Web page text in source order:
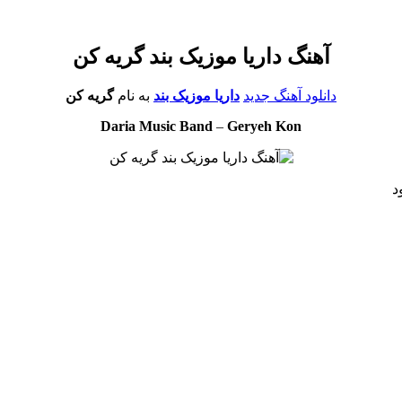
آهنگ داریا موزیک بند گریه کن
دانلود آهنگ جدید داریا موزیک بند به نامگریه کن
Daria Music Band – Geryeh Kon